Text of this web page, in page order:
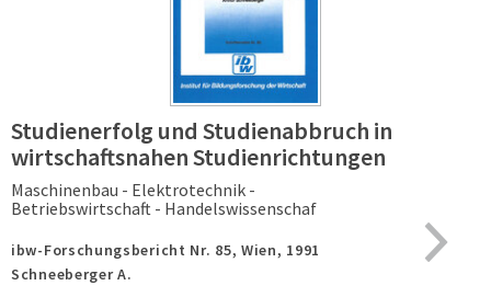
Studienerfolg und Studienabbruch in
wirtschaftsnahen Studienrichtungen
Maschinenbau - Elektrotechnik -
Betriebswirtschaft - Handelswissenschaf
ibw-Forschungsbericht Nr. 85, Wien, 1991
Schneeberger A.